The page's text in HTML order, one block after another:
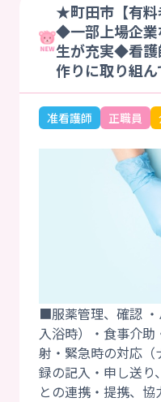
★町田市【有料
◆一部上場企業
生が充実◆看護
作りに取り組
准看護師 正職員
■服薬管理、確認 ・
入浴時）・食事介
射・緊急時の対応（
録の記入・申し送り
との連携・提携、